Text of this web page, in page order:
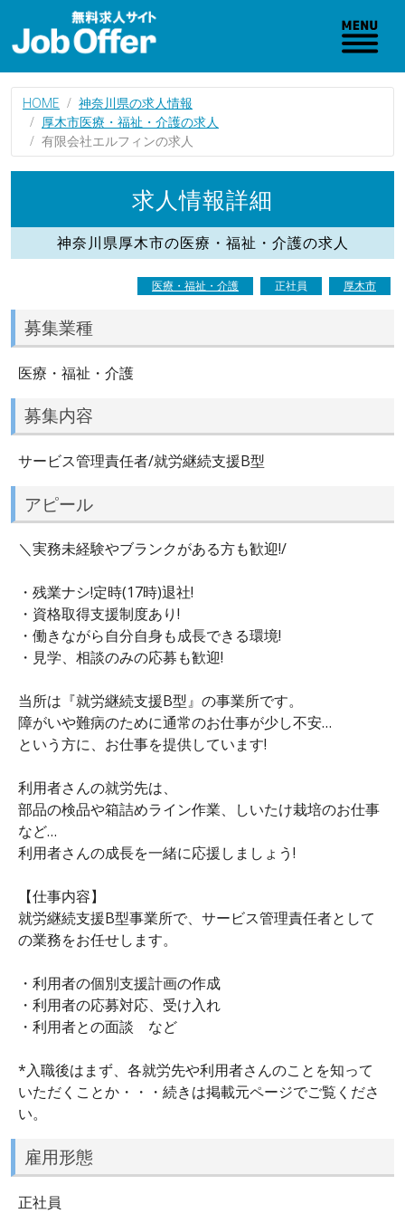
HOME
神奈川県の求人情報
厚木市医療・福祉・介護の求人
有限会社エルフィンの求人
求人情報詳細
神奈川県厚木市の医療・福祉・介護の求人
医療・福祉・介護 正社員 厚木市
募集業種
医療・福祉・介護
募集内容
サービス管理責任者/就労継続支援B型
アピール
＼実務未経験やブランクがある方も歓迎!/
・残業ナシ!定時(17時)退社!
・資格取得支援制度あり!
・働きながら自分自身も成長できる環境!
・見学、相談のみの応募も歓迎!
当所は『就労継続支援B型』の事業所です。
障がいや難病のために通常のお仕事が少し不安…
という方に、お仕事を提供しています!
利用者さんの就労先は、
部品の検品や箱詰めライン作業、しいたけ栽培のお仕事
など…
利用者さんの成長を一緒に応援しましょう!
【仕事内容】
就労継続支援B型事業所で、サービス管理責任者として
の業務をお任せします。
・利用者の個別支援計画の作成
・利用者の応募対応、受け入れ
・利用者との面談 など
*入職後はまず、各就労先や利用者さんのことを知って
いただくことか・・・続きは掲載元ページでご覧くださ
い。
雇用形態
正社員